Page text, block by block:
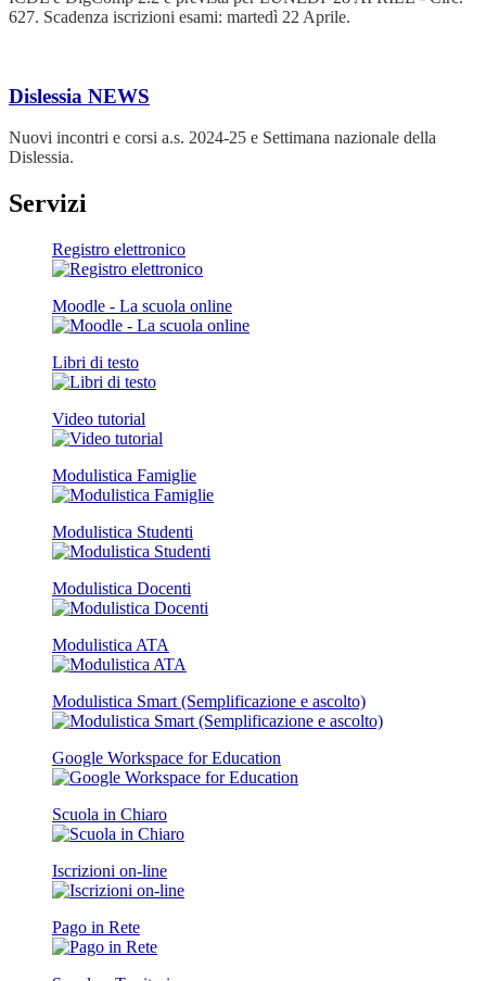
627. Scadenza iscrizioni esami: martedì 22 Aprile.
Dislessia NEWS
Nuovi incontri e corsi a.s. 2024-25 e Settimana nazionale della
Dislessia.
Servizi
Registro elettronico
Moodle - La scuola online
Libri di testo
Video tutorial
Modulistica Famiglie
Modulistica Studenti
Modulistica Docenti
Modulistica ATA
Modulistica Smart (Semplificazione e ascolto)
Google Workspace for Education
Scuola in Chiaro
Iscrizioni on-line
Pago in Rete